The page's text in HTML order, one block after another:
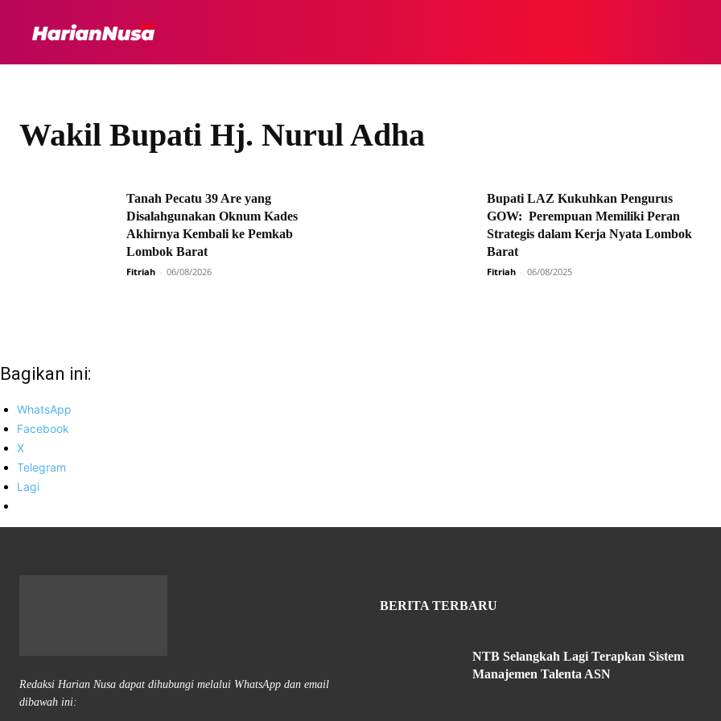
Wakil Bupati Hj. Nurul Adha
Tanah Pecatu 39 Are yang
Disalahgunakan Oknum Kades
Akhirnya Kembali ke Pemkab
Lombok Barat
Fitriah - 06/08/2026
Bupati LAZ Kukuhkan Pengurus
GOW: Perempuan Memiliki Peran
Strategis dalam Kerja Nyata Lombok
Barat
Fitriah - 06/08/2025
Bagikan ini:
WhatsApp
Facebook
X
Telegram
Lagi
Redaksi Harian Nusa dapat dihubungi melalui WhatsApp dan email
dibawah ini:
BERITA TERBARU
NTB Selangkah Lagi Terapkan Sistem
Manajemen Talenta ASN